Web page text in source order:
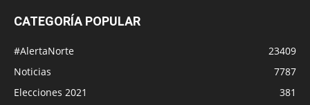
CATEGORÍA POPULAR
#AlertaNorte
23409
Noticias
7787
Elecciones 2021
381